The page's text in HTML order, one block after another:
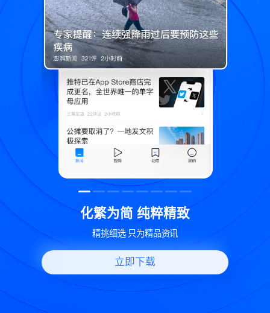
致 世界变化 热问一下
好问题好回答 多元视角看问题
立即下载